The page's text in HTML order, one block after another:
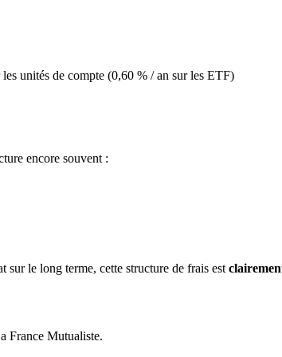
unités de compte (0,60 % / an sur les ETF)
encore souvent :
le long terme, cette structure de frais est
France Mutualiste.